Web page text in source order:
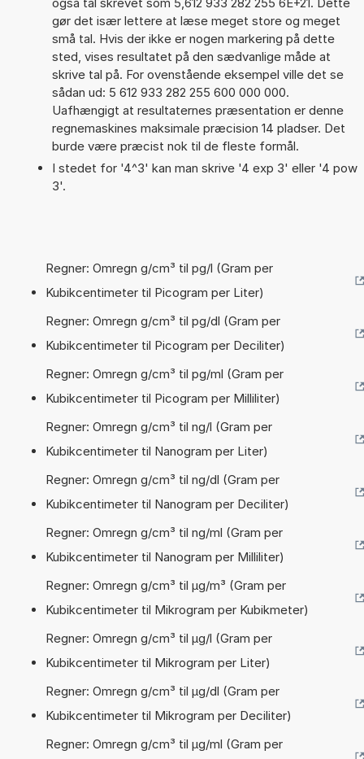
gør det især lettere at læse meget store og meget
små tal. Hvis der ikke er nogen markering på dette
sted, vises resultatet på den sædvanlige måde at
skrive tal på. For ovenstående eksempel ville det se
sådan ud: 5 612 933 282 255 600 000 000.
Uafhængigt at resultaternes præsentation er denne
regnemaskines maksimale præcision 14 pladser. Det
burde være præcist nok til de fleste formål.
I stedet for '4^3' kan man skrive '4 exp 3' eller '4 pow
3'.
Regner: Omregn g/cm³ til pg/l (Gram per
Kubikcentimeter til Picogram per Liter)
Regner: Omregn g/cm³ til pg/dl (Gram per
Kubikcentimeter til Picogram per Deciliter)
Regner: Omregn g/cm³ til pg/ml (Gram per
Kubikcentimeter til Picogram per Milliliter)
Regner: Omregn g/cm³ til ng/l (Gram per
Kubikcentimeter til Nanogram per Liter)
Regner: Omregn g/cm³ til ng/dl (Gram per
Kubikcentimeter til Nanogram per Deciliter)
Regner: Omregn g/cm³ til ng/ml (Gram per
Kubikcentimeter til Nanogram per Milliliter)
Regner: Omregn g/cm³ til µg/m³ (Gram per
Kubikcentimeter til Mikrogram per Kubikmeter)
Regner: Omregn g/cm³ til µg/l (Gram per
Kubikcentimeter til Mikrogram per Liter)
Regner: Omregn g/cm³ til µg/dl (Gram per
Kubikcentimeter til Mikrogram per Deciliter)
Regner: Omregn g/cm³ til µg/ml (Gram per